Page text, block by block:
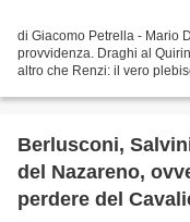
di Giacomo Petrella - Mario
provvidenza. Draghi al
altro che Renzi: il vero
Berlusconi,
del Nazareno,
perdere del